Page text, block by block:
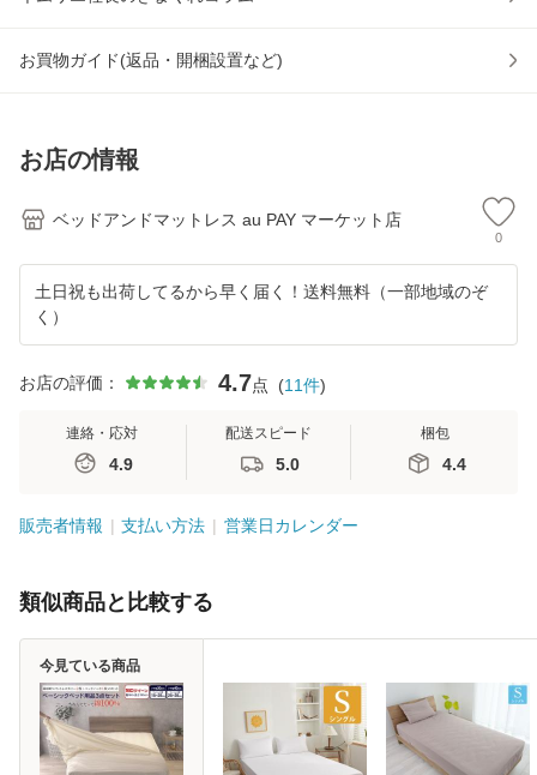
お買物ガイド(返品・開梱設置など)
お店の情報
ベッドアンドマットレス au PAY マーケット店
0
土日祝も出荷してるから早く届く！送料無料（一部地域のぞ
く）
お店の評価： 4.7点 (11件)
連絡・応対
4.9
配送スピード
5.0
梱包
4.4
販売者情報 支払い方法 営業日カレンダー
類似商品と比較する
今見ている商品